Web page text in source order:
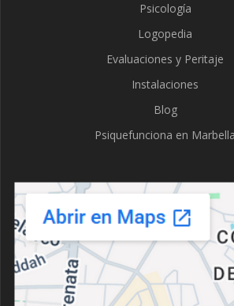
Psicología
Logopedia
Evaluaciones y Peritaje
Instalaciones
Blog
Psiquefunciona en Marbella